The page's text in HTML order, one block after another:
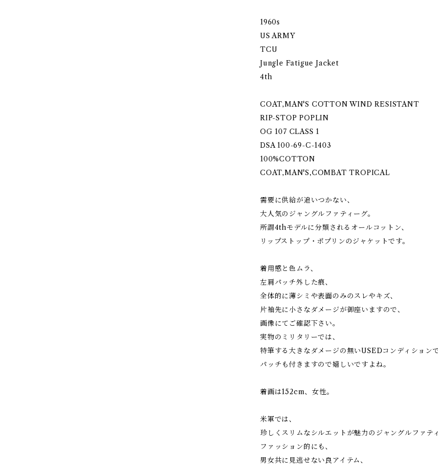
1960s
US ARMY
TCU
Jungle Fatigue Jacket
4th
COAT,MAN'S COTTON WIND RESISTANT
RIP-STOP POPLIN
OG 107 CLASS 1
DSA 100-69-C-1403
100%COTTON
COAT,MAN'S,COMBAT TROPICAL
需要に供給が追いつかない、
大人気のジャングルファティーグ。
所謂4thモデルに分類されるオールコットン、
リップストップ・ポプリンのジャケットです。
着用感と色ムラ、
左肩パッチ外した痕、
全体的に薄シミや表面のみのスレやキズ、
片袖先に小さなダメージが御座いますので、
画像にてご確認下さい。
実物のミリタリーでは、
特筆する大きなダメージの無いUSEDコンディションで
パッチも付きますので嬉しいですよね。
着画は152cm、女性。
米軍では、
珍しくスリムなシルエットが魅力のジャングルファティ
ファッション的にも、
男女共に見逃せない良アイテム、